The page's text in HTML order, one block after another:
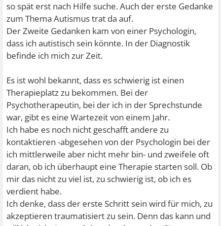
so spät erst nach Hilfe suche. Auch der erste Gedanke
zum Thema Autismus trat da auf.
Der Zweite Gedanken kam von einer Psychologin,
dass ich autistisch sein könnte. In der Diagnostik
befinde ich mich zur Zeit.
Es ist wohl bekannt, dass es schwierig ist einen
Therapieplatz zu bekommen. Bei der
Psychotherapeutin, bei der ich in der Sprechstunde
war, gibt es eine Wartezeit von einem Jahr.
Ich habe es noch nicht geschafft andere zu
kontaktieren -abgesehen von der Psychologin bei der
ich mittlerweile aber nicht mehr bin- und zweifele oft
daran, ob ich überhaupt eine Therapie starten soll. Ob
mir das nicht zu viel ist, zu schwierig ist, ob ich es
verdient habe.
Ich denke, dass der erste Schritt sein wird für mich, zu
akzeptieren traumatisiert zu sein. Denn das kann und